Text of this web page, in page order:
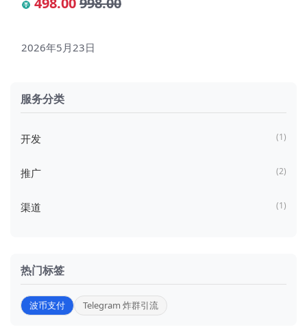
2026年5月23日
服务分类
开发 (1)
推广 (2)
渠道 (1)
热门标签
波币支付 Telegram 炸群引流